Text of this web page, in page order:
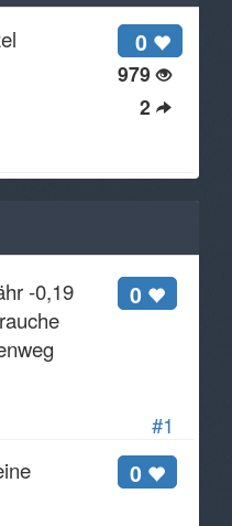
0
979
2
#1
0
-0,19
0